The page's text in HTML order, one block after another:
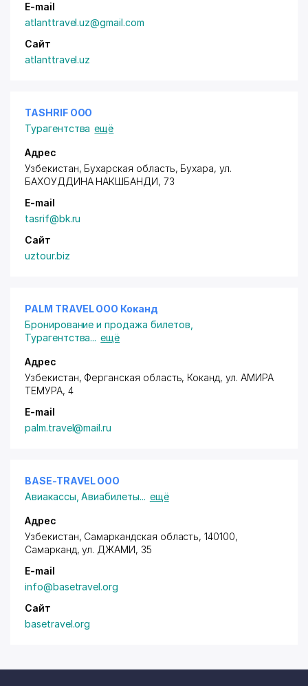
E-mail
atlanttravel.uz@gmail.com
Сайт
atlanttravel.uz
TASHRIF ООО
Турагентства ещё
Адрес
Узбекистан, Бухарская область, Бухара,ул.
БАХОУДДИНА НАКШБАНДИ, 73
E-mail
tasrif@bk.ru
Сайт
uztour.biz
PALM TRAVEL ООО Коканд
Бронирование и продажа билетов
Турагентства... ещё
Адрес
Узбекистан, Ферганская область, Коканд, ул. АМИРА
ТЕМУРА, 4
E-mail
palm.travel@mail.ru
BASE-TRAVEL ООО
Авиакассы ,Авиабилеты... ещё
Адрес
Узбекистан, Самаркандская область, 140100,
Самарканд,ул. ДЖАМИ, 35
E-mail
info@basetravel.org
Сайт
basetravel.org